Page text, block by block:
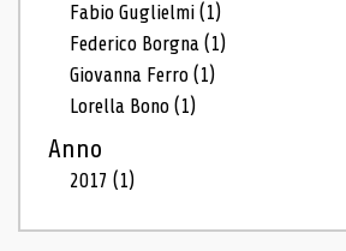
Fabio Guglielmi(1)
Federico Borgna(1)
Giovanna Ferro(1)
Lorella Bono(1)
Anno
2017(1)